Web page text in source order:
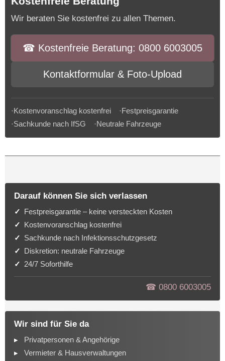
Wir beraten Sie kostenfrei zu allen Themen.
☎︎ Kostenfreie Beratung: 0800 6003005
Kontaktformular & Foto-Upload
·Kostenvoranschlag kostenfrei ·Festpreisgarantie
·Sachkunde nach IfSG ·Neutrale Fahrzeuge
Darauf können Sie sich verlassen
Festpreisgarantie – keine versteckten Kosten
Kostenvoranschlag kostenfrei
Sachkunde nach Infektionsschutzgesetz
Diskretion: neutrale Fahrzeuge
24/7 Soforthilfe
☎︎ 0800 6003005
Wir sind für Sie da
Privatpersonen & Angehörige
Vermieter & Hausverwaltungen